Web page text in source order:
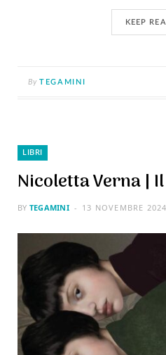
KEEP
By TEGAMINI
LIBRI
Nicoletta Verna |
BY TEGAMINI 13 NOVEMBRE 2024